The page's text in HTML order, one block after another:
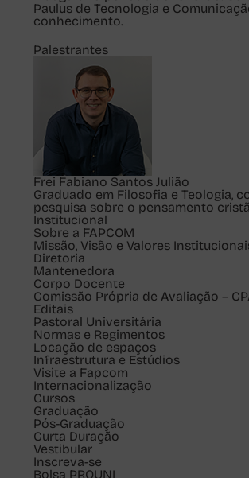
Paulus de Tecnologia e
conhecimento.
Palestrantes
Frei Fabiano Santos Julião
Graduado em Filosofia e Teologia,
pesquisa sobre o pensamento
Institucional
Sobre a FAPCOM
Missão, Visão e Valores
Diretoria
Mantenedora
Corpo Docente
Comissão Própria de Avaliação –
Editais
Pastoral Universitária
Normas e Regimentos
Locação de espaços
Infraestrutura e Estúdios
Visite a Fapcom
Internacionalização
Cursos
Graduação
Pós-Graduação
Curta Duração
Vestibular
Inscreva-se
Bolsa PROUNI